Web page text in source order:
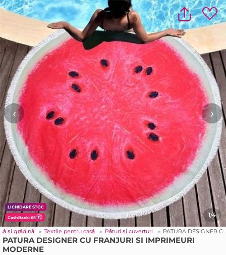
LICHIDARE STOC
CashBack: 65 1/4
‹ ›
și grădină » Textile pentru casă » Pături și cuverturi » PATURA DESIGNER
PATURA DESIGNER CU FRANJURI SI IMPRIMEURI
MODERNE